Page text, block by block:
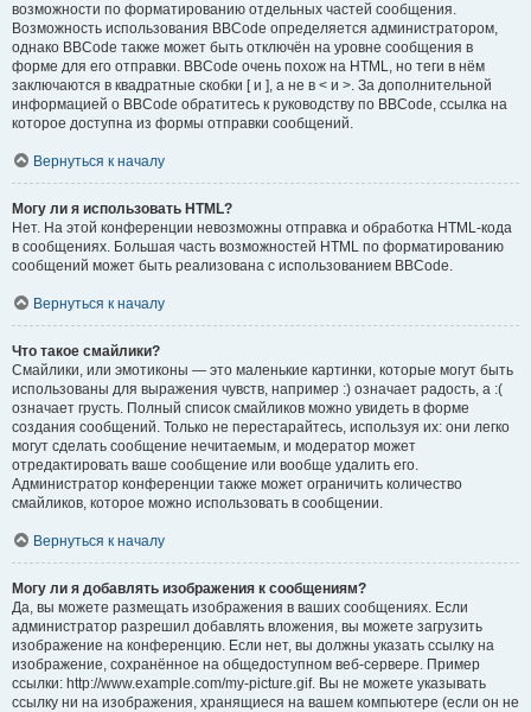
возможности по форматированию отдельных частей сообщения.
Возможность использования BBCode определяется администратором,
однако BBCode также может быть отключён на уровне сообщения в
форме для его отправки. BBCode очень похож на HTML, но теги в нём
заключаются в квадратные скобки [ и ], а не в < и >. За дополнительной
информацией о BBCode обратитесь к руководству по BBCode, ссылка на
которое доступна из формы отправки сообщений.
Вернуться к началу
Могу ли я использовать HTML?
Нет. На этой конференции невозможны отправка и обработка HTML-кода
в сообщениях. Большая часть возможностей HTML по форматированию
сообщений может быть реализована с использованием BBCode.
Вернуться к началу
Что такое смайлики?
Смайлики, или эмотиконы — это маленькие картинки, которые могут быть
использованы для выражения чувств, например :) означает радость, а :(
означает грусть. Полный список смайликов можно увидеть в форме
создания сообщений. Только не перестарайтесь, используя их: они легко
могут сделать сообщение нечитаемым, и модератор может
отредактировать ваше сообщение или вообще удалить его.
Администратор конференции также может ограничить количество
смайликов, которое можно использовать в сообщении.
Вернуться к началу
Могу ли я добавлять изображения к сообщениям?
Да, вы можете размещать изображения в ваших сообщениях. Если
администратор разрешил добавлять вложения, вы можете загрузить
изображение на конференцию. Если нет, вы должны указать ссылку на
изображение, сохранённое на общедоступном веб-сервере. Пример
ссылки: http://www.example.com/my-picture.gif. Вы не можете указывать
ссылку ни на изображения, хранящиеся на вашем компьютере (если он не